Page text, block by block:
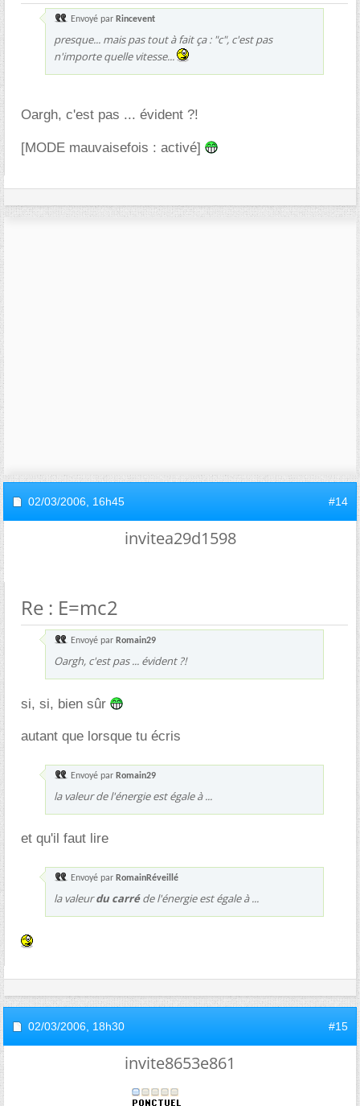
Envoyé par Rincevent
presque... mais pas tout à fait ça : "c", c'est pas
n'importe quelle vitesse...
Oargh, c'est pas ... évident ?!
[MODE mauvaisefois : activé]
02/03/2006, 16h45 #14
invitea29d1598
Re : E=mc2
Envoyé par Romain29
Oargh, c'est pas ... évident ?!
si, si, bien sûr
autant que lorsque tu écris
Envoyé par Romain29
la valeur de l'énergie est égale à ...
et qu'il faut lire
Envoyé par RomainRéveillé
la valeurdu carréde l'énergie est égale à ...
02/03/2006, 18h30 #15
invite8653e861